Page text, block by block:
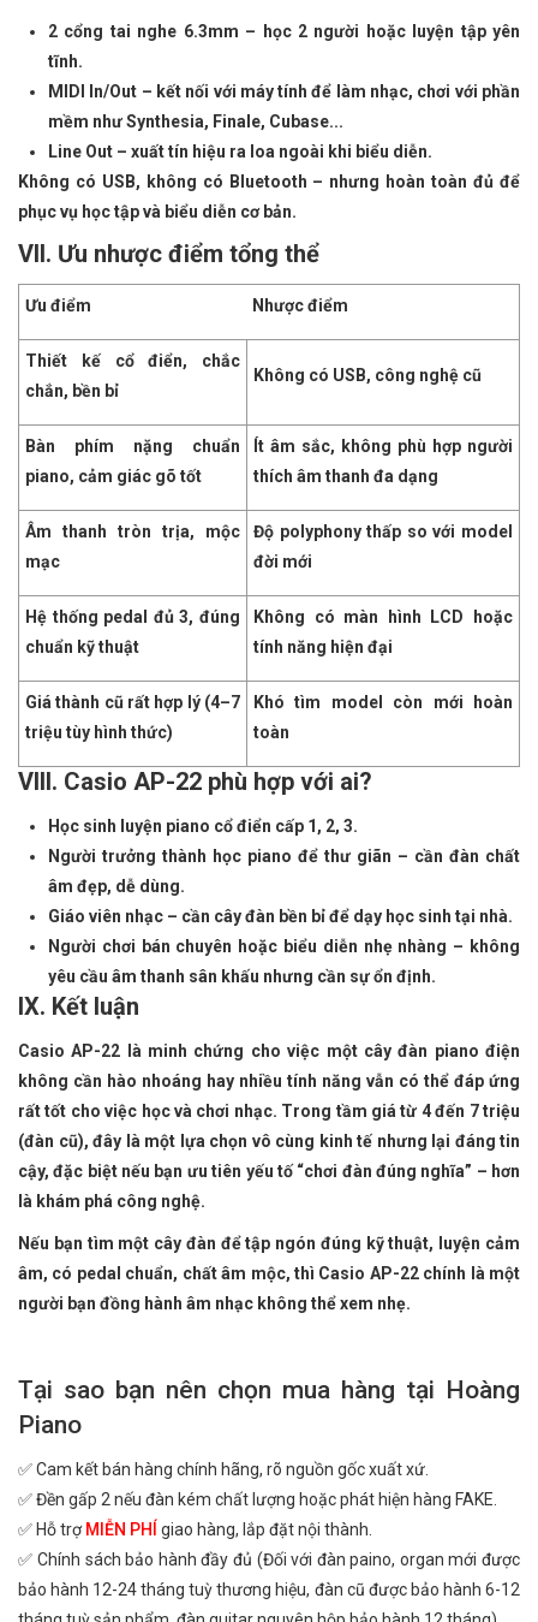
2 cổng tai nghe 6.3mm – học 2 người hoặc luyện tập yên
tĩnh.
MIDI In/Out – kết nối với máy tính để làm nhạc, chơi với phần
mềm như Synthesia, Finale, Cubase...
Line Out – xuất tín hiệu ra loa ngoài khi biểu diễn.
Không có USB, không có Bluetooth – nhưng hoàn toàn đủ để
phục vụ học tập và biểu diễn cơ bản.
VII. Ưu nhược điểm tổng thể
Ưu điểm Nhược điểm
Thiết kế cổ điển, chắc
chắn, bền bỉ
Không có USB, công nghệ cũ
Bàn phím nặng chuẩn
piano, cảm giác gõ tốt
Ít âm sắc, không phù hợp người
thích âm thanh đa dạng
Âm thanh tròn trịa, mộc
mạc
Độ polyphony thấp so với model
đời mới
Hệ thống pedal đủ 3, đúng
chuẩn kỹ thuật
Không có màn hình LCD hoặc
tính năng hiện đại
Giá thành cũ rất hợp lý (4–7
triệu tùy hình thức)
Khó tìm model còn mới hoàn
toàn
VIII. Casio AP-22 phù hợp với ai?
Học sinh luyện piano cổ điển cấp 1, 2, 3.
Người trưởng thành học piano để thư giãn – cần đàn chất
âm đẹp, dễ dùng.
Giáo viên nhạc – cần cây đàn bền bỉ để dạy học sinh tại nhà.
Người chơi bán chuyên hoặc biểu diễn nhẹ nhàng – không
yêu cầu âm thanh sân khấu nhưng cần sự ổn định.
IX. Kết luận
Casio AP-22 là minh chứng cho việc một cây đàn piano điện
không cần hào nhoáng hay nhiều tính năng vẫn có thể đáp ứng
rất tốt cho việc học và chơi nhạc. Trong tầm giá từ 4 đến 7 triệu
(đàn cũ), đây là một lựa chọn vô cùng kinh tế nhưng lại đáng tin
cậy, đặc biệt nếu bạn ưu tiên yếu tố “chơi đàn đúng nghĩa” – hơn
là khám phá công nghệ.
Nếu bạn tìm một cây đàn để tập ngón đúng kỹ thuật, luyện cảm
âm, có pedal chuẩn, chất âm mộc, thì Casio AP-22 chính là một
người bạn đồng hành âm nhạc không thể xem nhẹ.
Tại sao bạn nên chọn mua hàng tại Hoàng
Piano
✅ Cam kết bán hàng chính hãng, rõ nguồn gốc xuất xứ.
✅ Đền gấp 2 nếu đàn kém chất lượng hoặc phát hiện hàng FAKE.
✅ Hỗ trợ MIỄN PHÍ giao hàng, lắp đặt nội thành.
✅ Chính sách bảo hành đầy đủ (Đối với đàn paino, organ mới được
bảo hành 12-24 tháng tuỳ thương hiệu, đàn cũ được bảo hành 6-12